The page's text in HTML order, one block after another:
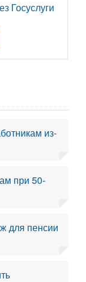
Госуслуги
из-
при 50-
для пенсии